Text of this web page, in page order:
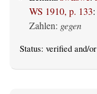
WS 1910, p. 133:
Zahlen: gegen
Status: verified and/